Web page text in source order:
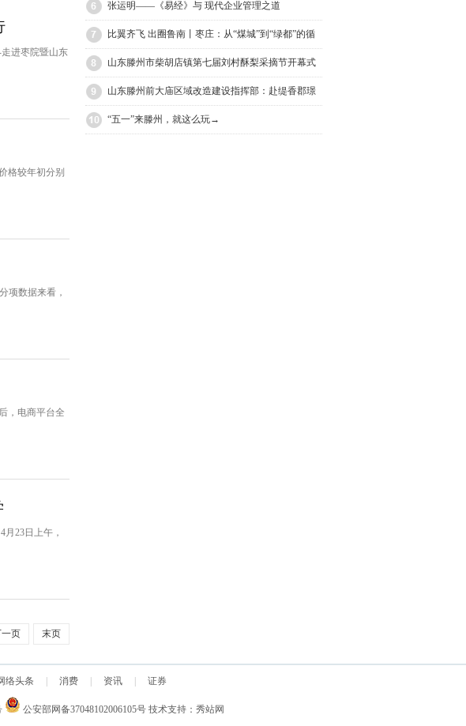
进枣院暨山东
格较年初分别
项数据来看，
，电商平台全
23日上午，
页 末页
位在这里→
张运明——《易经》与 现代企业管理之道
比翼齐飞 出圈鲁南丨枣庄：从“煤城”到“绿都”的循
环经济突围
山东滕州市柴胡店镇第七届刘村酥梨采摘节开幕式
举行
山东滕州前大庙区域改造建设指挥部：赴缇香郡璟
园调研回迁安置房屋规划建设情况
“五一”来滕州，就这么玩→
络头条 消费 资讯 证券
公安部网备37048102006105号 技术支持： 秀站网